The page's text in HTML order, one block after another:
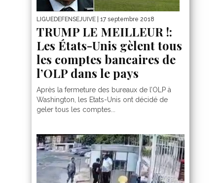
LIGUEDEFENSEJUIVE | 17 septembre 2018
TRUMP LE MEILLEUR !:
Les États-Unis gèlent tous
les comptes bancaires de
l’OLP dans le pays
Après la fermeture des bureaux de l’OLP à
Washington, les Etats-Unis ont décidé de
geler tous les comptes...